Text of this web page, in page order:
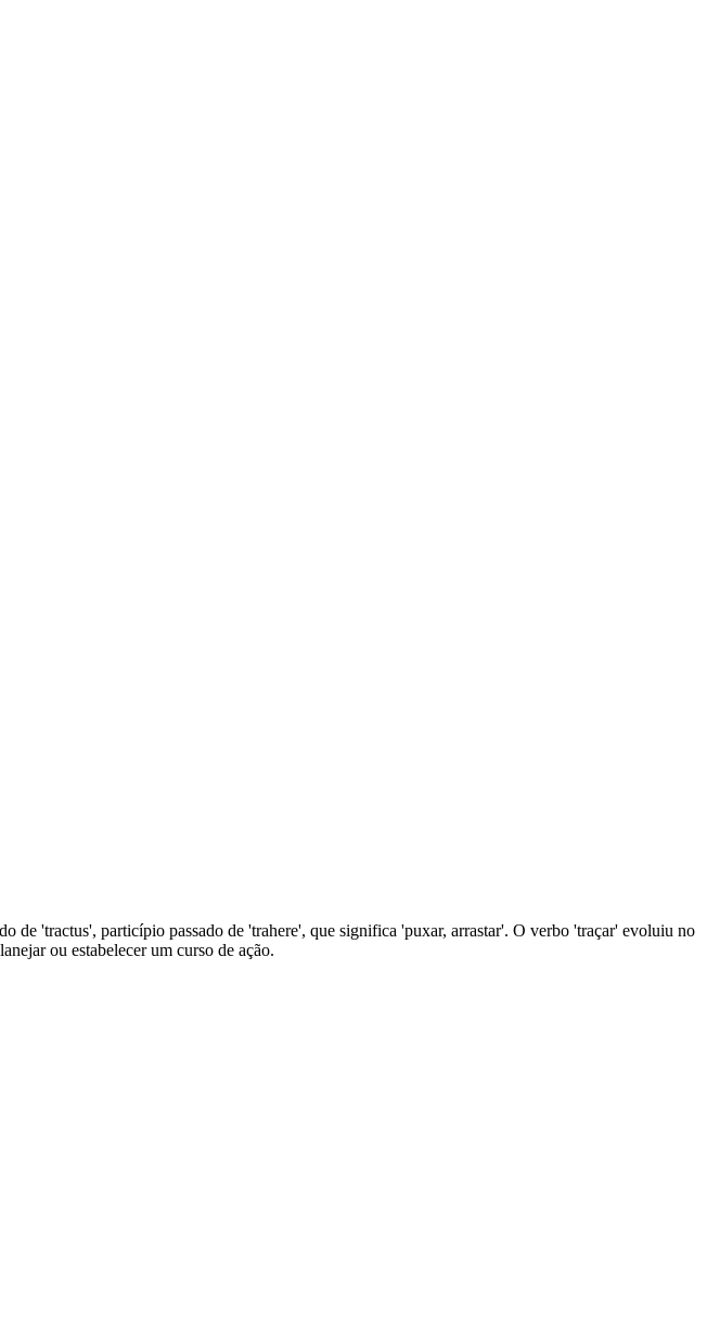
de 'tractus', particípio passado de 'trahere', que significa 'puxar, arrastar'. O verbo 'traçar' evoluiu no
ou estabelecer um curso de ação.